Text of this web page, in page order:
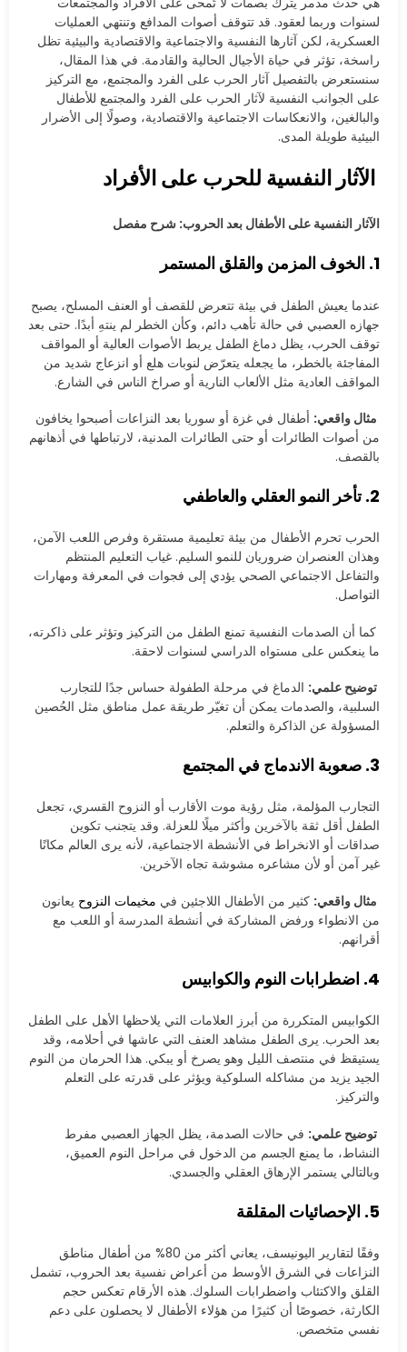
لسنوات وربما لعقود. قد تتوقف أصوات المدافع وتنتهي العمليات
العسكرية، لكن آثارها النفسية والاجتماعية والاقتصادية والبيئية تظل
راسخة، تؤثر في حياة الأجيال الحالية والقادمة. في هذا المقال،
سنستعرض بالتفصيل آثار الحرب على الفرد والمجتمع، مع التركيز
على الجوانب النفسية لآثار الحرب على الفرد والمجتمع للأطفال
والبالغين، والانعكاسات الاجتماعية والاقتصادية، وصولًا إلى الأضرار
البيئية طويلة المدى.
الآثار النفسية للحرب على الأفراد
الآثار النفسية على الأطفال بعد الحروب: شرح مفصل
1. الخوف المزمن والقلق المستمر
عندما يعيش الطفل في بيئة تتعرض للقصف أو العنف المسلح، يصبح
جهازه العصبي في حالة تأهب دائم، وكأن الخطر لم ينتهِ أبدًا. حتى بعد
توقف الحرب، يظل دماغ الطفل يربط الأصوات العالية أو المواقف
المفاجئة بالخطر، ما يجعله يتعرّض لنوبات هلع أو انزعاج شديد من
المواقف العادية مثل الألعاب النارية أو صراخ الناس في الشارع.
مثال واقعي: أطفال في غزة أو سوريا بعد النزاعات أصبحوا يخافون
من أصوات الطائرات أو حتى الطائرات المدنية، لارتباطها في أذهانهم
بالقصف.
2. تأخر النمو العقلي والعاطفي
الحرب تحرم الأطفال من بيئة تعليمية مستقرة وفرص اللعب الآمن،
وهذان العنصران ضروريان للنمو السليم. غياب التعليم المنتظم
والتفاعل الاجتماعي الصحي يؤدي إلى فجوات في المعرفة ومهارات
التواصل.
كما أن الصدمات النفسية تمنع الطفل من التركيز وتؤثر على ذاكرته،
ما ينعكس على مستواه الدراسي لسنوات لاحقة.
توضيح علمي: الدماغ في مرحلة الطفولة حساس جدًا للتجارب
السلبية، والصدمات يمكن أن تغيّر طريقة عمل مناطق مثل الحُصين
المسؤولة عن الذاكرة والتعلم.
3. صعوبة الاندماج في المجتمع
التجارب المؤلمة، مثل رؤية موت الأقارب أو النزوح القسري، تجعل
الطفل أقل ثقة بالآخرين وأكثر ميلًا للعزلة. وقد يتجنب تكوين
صداقات أو الانخراط في الأنشطة الاجتماعية، لأنه يرى العالم مكانًا
غير آمن أو لأن مشاعره مشوشة تجاه الآخرين.
مثال واقعي: كثير من الأطفال اللاجئين في مخيمات النزوح يعانون
من الانطواء ورفض المشاركة في أنشطة المدرسة أو اللعب مع
أقرانهم.
4. اضطرابات النوم والكوابيس
الكوابيس المتكررة من أبرز العلامات التي يلاحظها الأهل على الطفل
بعد الحرب. يرى الطفل مشاهد العنف التي عاشها في أحلامه، وقد
يستيقظ في منتصف الليل وهو يصرخ أو يبكي. هذا الحرمان من النوم
الجيد يزيد من مشاكله السلوكية ويؤثر على قدرته على التعلم
والتركيز.
توضيح علمي: في حالات الصدمة، يظل الجهاز العصبي مفرط
النشاط، ما يمنع الجسم من الدخول في مراحل النوم العميق،
وبالتالي يستمر الإرهاق العقلي والجسدي.
5. الإحصائيات المقلقة
وفقًا لتقارير اليونيسف، يعاني أكثر من 80% من أطفال مناطق
النزاعات في الشرق الأوسط من أعراض نفسية بعد الحروب، تشمل
القلق والاكتئاب واضطرابات السلوك. هذه الأرقام تعكس حجم
الكارثة، خصوصًا أن كثيرًا من هؤلاء الأطفال لا يحصلون على دعم
نفسي متخصص.